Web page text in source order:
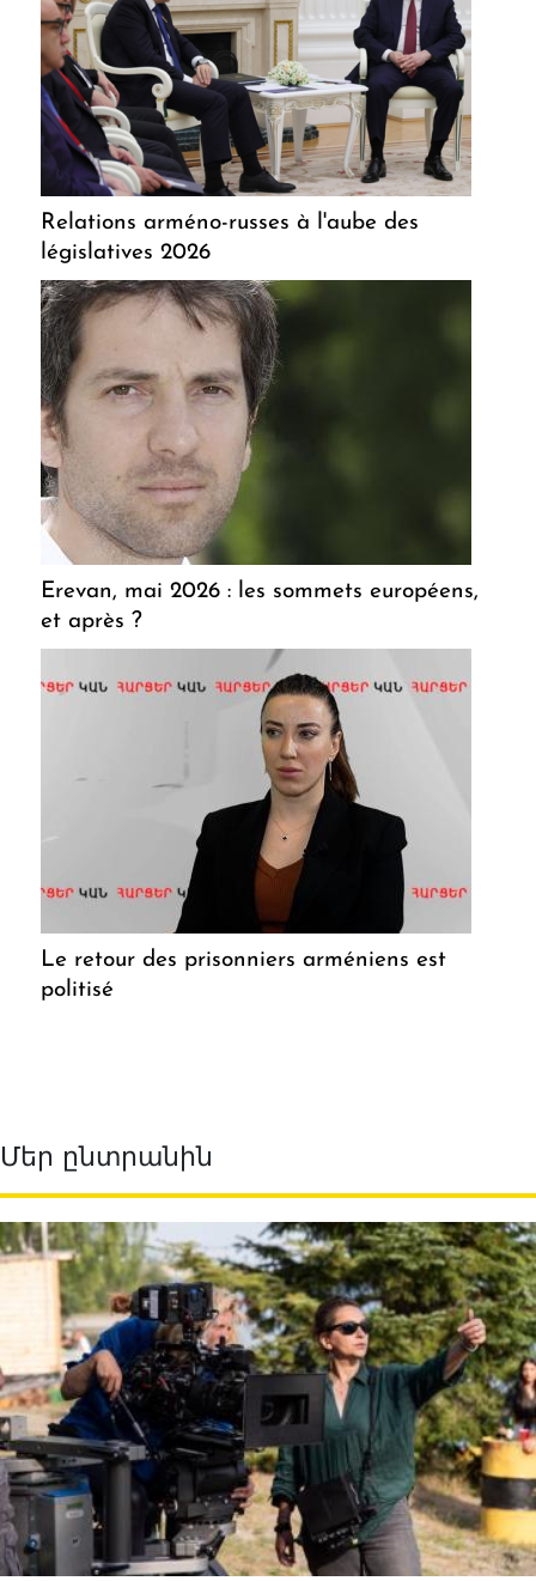
Relations arméno-russes à l'aube des
législatives 2026
Erevan, mai 2026 : les sommets européens,
et après ?
Le retour des prisonniers arméniens est
politisé
Մեր ընտրանին